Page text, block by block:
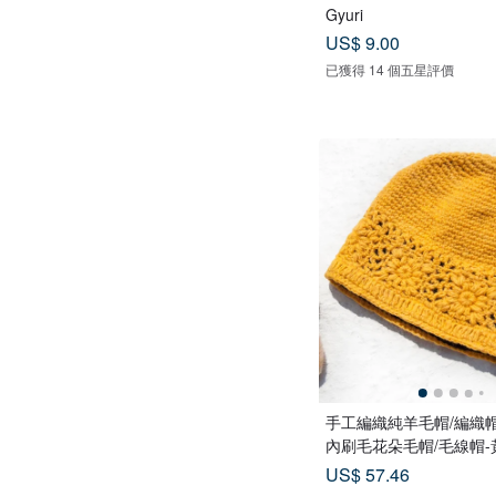
Gyuri
US$ 9.00
已獲得 14 個五星評價
手工編織純羊毛帽/編織
內刷毛花朵毛帽/毛線帽-
US$ 57.46